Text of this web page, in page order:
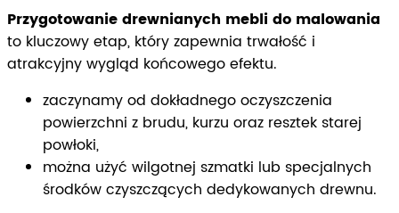
Przygotowanie drewnianych mebli do malowania
to kluczowy etap, który zapewnia trwałość i
atrakcyjny wygląd końcowego efektu.
zaczynamy od dokładnego oczyszczenia
powierzchni z brudu, kurzu oraz resztek starej
powłoki,
można użyć wilgotnej szmatki lub specjalnych
środków czyszczących dedykowanych drewnu.